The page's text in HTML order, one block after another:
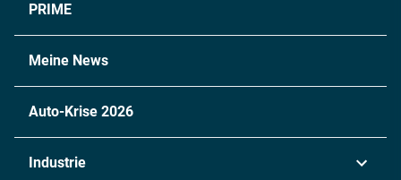
PRIME
Meine News
Auto-Krise 2026
Industrie